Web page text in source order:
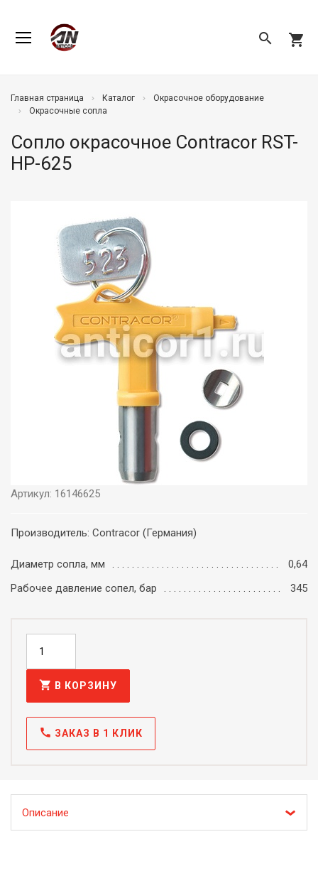
search shopping_cart
Главная страница Каталог
Окрасочное оборудование
Окрасочные сопла
Сопло окрасочное Contracor RST-
HP-625
Артикул: 16146625
Производитель: Contracor (Германия)
Диаметр сопла, мм
0,64
Рабочее давление сопел, бар
345
shopping_cart В КОРЗИНУ
call ЗАКАЗ В 1 КЛИК
Описание